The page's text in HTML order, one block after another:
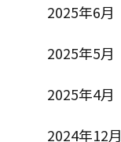
2025年6月
2025年5月
2025年4月
2024年12月